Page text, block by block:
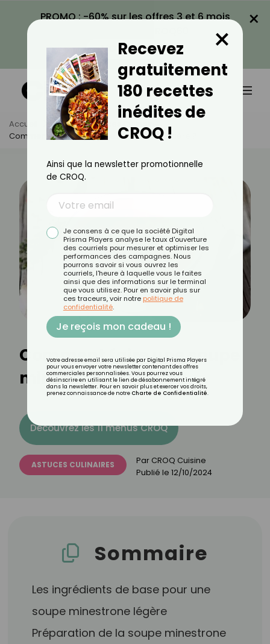
PROMO : -60% sur les offres 3 et 6 mois
VOIR LA PROMO
×
Accueil Actus
Astuces Culinaires
Comment Faire Une Soupe Minestrone Légère ?
Comment faire une soupe
minestrone légère ?
Découvrez les 11 menus CROQ
ASTUCES CULINAIRES Par CROQ Cuisine
Publié le 12/10/2024
Sommaire
Les ingrédients de base pour une
soupe minestrone légère
Préparation de la soupe minestrone
Recevez
gratuitement
180 recettes
inédites de
CROQ !
×
Ainsi que la newsletter promotionnelle
de CROQ.
Je consens à ce que la société Digital
Prisma Players analyse le taux d'ouverture
des courriels pour mesurer et optimiser les
performances des campagnes. Nous
pourrons savoir si vous ouvrez les
courriels, l'heure à laquelle vous le faites
ainsi que des informations sur le terminal
que vous utilisez. Pour en savoir plus sur
ces traceurs, voir notre politique de
confidentialité.
Je reçois mon cadeau !
Votre adresse email sera utilisée par Digital Prisma Players
pour vous envoyer votre newsletter contenant des offres
commerciales personnalisées. Vous pourrez vous
désinscrire en utilisant le lien de désabonnement intégré
dans la newsletter. Pour en savoir plus et exercer vos droits,
prenez connaissance de notre Charte de Confidentialité.